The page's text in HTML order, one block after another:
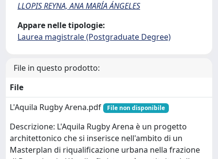
LLOPIS REYNA, ANA MARÍA ÁNGELES
Appare nelle tipologie:
Laurea magistrale (Postgraduate Degree)
File in questo prodotto:
File
L'Aquila Rugby Arena.pdf
File non disponibile
Descrizione: L'Aquila Rugby Arena è un progetto
architettonico che si inserisce nell'ambito di un
Masterplan di riqualificazione urbana nella frazione